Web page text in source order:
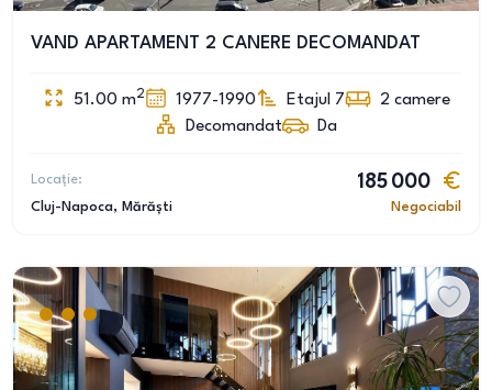
VAND APARTAMENT 2 CANERE DECOMANDAT
51.00 m2 1977-1990 Etajul 7 2 camere
Decomandat
Da
Locație:
Cluj-Napoca, Mărăști
185 000
Negociabil